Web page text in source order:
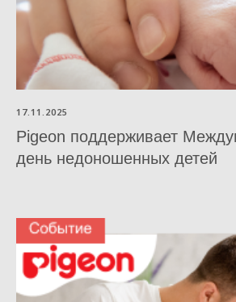
17.11.2025
Pigeon поддерживает
день недоношенных детей
Ценим уникальность
каждого малыша
Политика обработки cookies
проспект, д. 72, корпус 1.
Горячая линия Pigeon 8 800 333 45 70
Copyright © Pigeon Corporation All Rights Reserved.
РОССИЯ